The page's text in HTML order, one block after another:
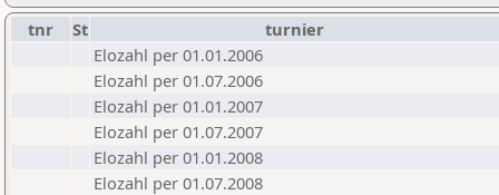
tnr St
turnier
Elozahl per 01.01.2006
Elozahl per 01.07.2006
Elozahl per 01.01.2007
Elozahl per 01.07.2007
Elozahl per 01.01.2008
Elozahl per 01.07.2008